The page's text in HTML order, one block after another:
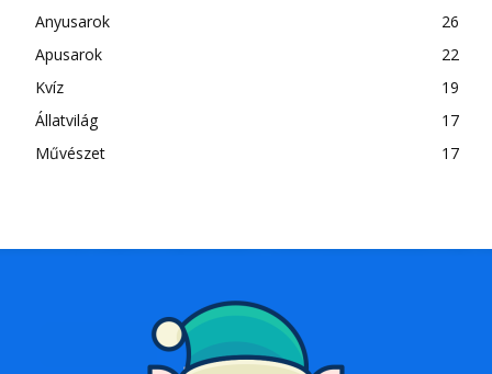
Anyusarok
26
Apusarok
22
Kvíz
19
Állatvilág
17
Művészet
17